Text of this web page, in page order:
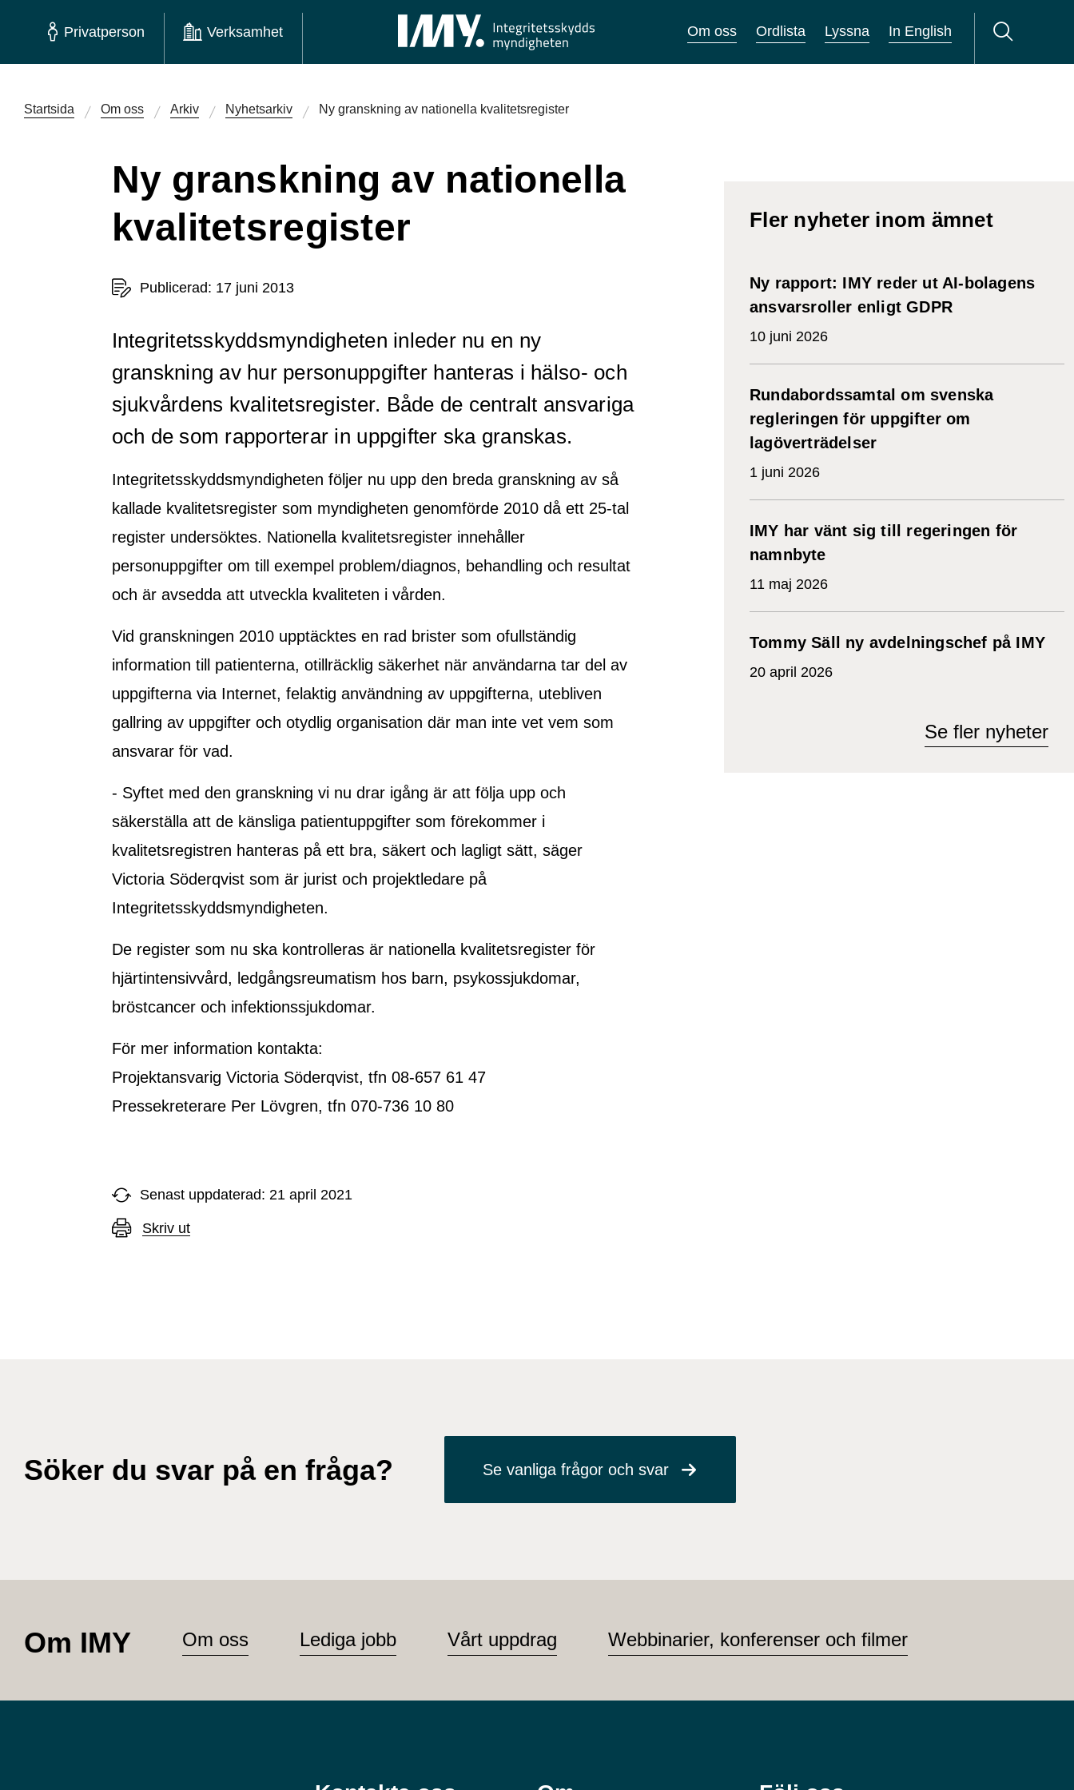
Privatperson Verksamhet Om oss Ordlista Lyssna In English
Startsida Om oss Arkiv Nyhetsarkiv Ny granskning av nationella kvalitetsregister
Ny granskning av nationella
kvalitetsregister
Publicerad: 17 juni 2013
Integritetsskyddsmyndigheten inleder nu en ny
granskning av hur personuppgifter hanteras i hälso- och
sjukvårdens kvalitetsregister. Både de centralt ansvariga
och de som rapporterar in uppgifter ska granskas.
Integritetsskyddsmyndigheten följer nu upp den breda granskning av så
kallade kvalitetsregister som myndigheten genomförde 2010 då ett 25-tal
register undersöktes. Nationella kvalitetsregister innehåller
personuppgifter om till exempel problem/diagnos, behandling och resultat
och är avsedda att utveckla kvaliteten i vården.
Vid granskningen 2010 upptäcktes en rad brister som ofullständig
information till patienterna, otillräcklig säkerhet när användarna tar del av
uppgifterna via Internet, felaktig användning av uppgifterna, utebliven
gallring av uppgifter och otydlig organisation där man inte vet vem som
ansvarar för vad.
- Syftet med den granskning vi nu drar igång är att följa upp och
säkerställa att de känsliga patientuppgifter som förekommer i
kvalitetsregistren hanteras på ett bra, säkert och lagligt sätt, säger
Victoria Söderqvist som är jurist och projektledare på
Integritetsskyddsmyndigheten.
De register som nu ska kontrolleras är nationella kvalitetsregister för
hjärtintensivvård, ledgångsreumatism hos barn, psykossjukdomar,
bröstcancer och infektionssjukdomar.
För mer information kontakta:
Projektansvarig Victoria Söderqvist, tfn 08-657 61 47
Pressekreterare Per Lövgren, tfn 070-736 10 80
Senast uppdaterad: 21 april 2021
Skriv ut
Fler nyheter inom ämnet
Ny rapport: IMY reder ut AI-bolagens
ansvarsroller enligt GDPR
10 juni 2026
Rundabordssamtal om svenska
regleringen för uppgifter om
lagöverträdelser
1 juni 2026
IMY har vänt sig till regeringen för
namnbyte
11 maj 2026
Tommy Säll ny avdelningschef på IMY
20 april 2026
Se fler nyheter
Söker du svar på en fråga? Se vanliga frågor och svar
Om IMY Om oss Lediga jobb Vårt uppdrag Webbinarier, konferenser och filmer